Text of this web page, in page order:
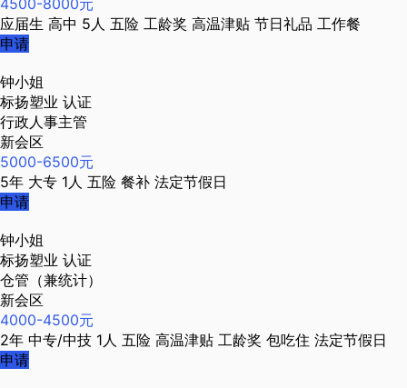
4500-8000元
应届生 高中 5人 五险 工龄奖 高温津贴 节日礼品 工作餐
申请
钟小姐
标扬塑业 认证
行政人事主管
新会区
5000-6500元
5年 大专 1人 五险 餐补 法定节假日
申请
钟小姐
标扬塑业 认证
仓管（兼统计）
新会区
4000-4500元
2年 中专/中技 1人 五险 高温津贴 工龄奖 包吃住 法定节假日
申请